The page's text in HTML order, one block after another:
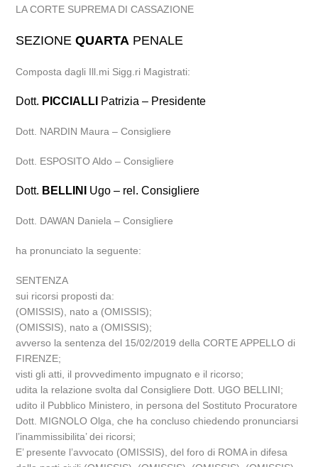
LA CORTE SUPREMA DI CASSAZIONE
SEZIONEQUARTA PENALE
Composta dagli Ill.mi Sigg.ri Magistrati:
Dott. PICCIALLI Patrizia – Presidente
Dott. NARDIN Maura – Consigliere
Dott. ESPOSITO Aldo – Consigliere
Dott. BELLINI Ugo – rel. Consigliere
Dott. DAWAN Daniela – Consigliere
ha pronunciato la seguente:
SENTENZA
sui ricorsi proposti da:
(OMISSIS), nato a (OMISSIS);
(OMISSIS), nato a (OMISSIS);
avverso la sentenza del 15/02/2019 della CORTE APPELLO di
FIRENZE;
visti gli atti, il provvedimento impugnato e il ricorso;
udita la relazione svolta dal Consigliere Dott. UGO BELLINI;
udito il Pubblico Ministero, in persona del Sostituto Procuratore
Dott. MIGNOLO Olga, che ha concluso chiedendo pronunciarsi
l’inammissibilita’ dei ricorsi;
E’ presente l’avvocato (OMISSIS), del foro di ROMA in difesa